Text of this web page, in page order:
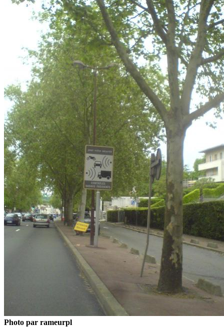
Photo par rameurpl